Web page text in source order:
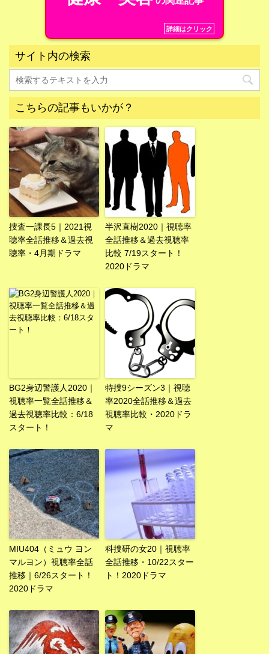
詳細はクリック
サイト内の検索
こちらの記事もいかが？
捜査一課長5｜2021視
聴率全話推移＆過去視
聴率・4月期ドラマ
半沢直樹2020｜視聴率
全話推移＆過去視聴率
比較 7/19スタート！
2020ドラマ
BG2身辺警護人2020｜
視聴率一覧全話推移＆
過去視聴率比較：6/18
スタート！
特捜9シーズン3｜視聴
率2020全話推移＆過去
視聴率比較・2020ドラ
マ
MIU404（ミュウ ヨン
マルヨン）視聴率全話
推移｜6/26スタート！
2020ドラマ
科捜研の女20｜視聴率
全話推移・10/22スター
ト！2020ドラマ